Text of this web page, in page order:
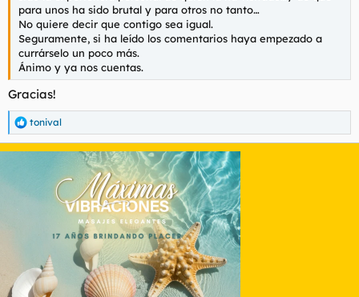
para unos ha sido brutal y para otros no tanto…
No quiere decir que contigo sea igual.
Seguramente, si ha leído los comentarios haya empezado a
currárselo un poco más.
Ánimo y ya nos cuentas.
Gracias!
R
e
a
tonival